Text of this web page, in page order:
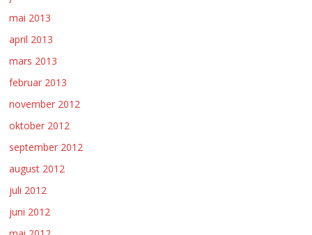
mai 2013
april 2013
mars 2013
februar 2013
november 2012
oktober 2012
september 2012
august 2012
juli 2012
juni 2012